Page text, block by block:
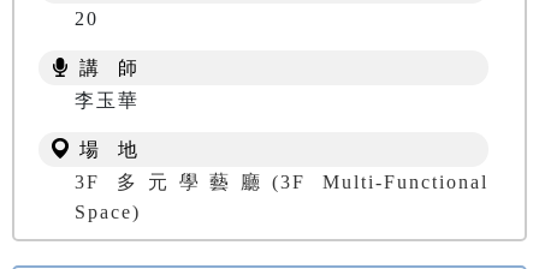
20
講 師
李玉華
場 地
3F 多元學藝廳(3F Multi-Functional
Space)